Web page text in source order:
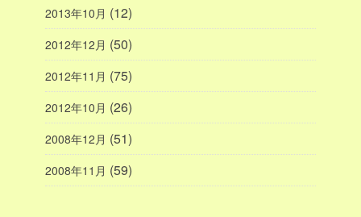
2013年10月 (12)
2012年12月 (50)
2012年11月 (75)
2012年10月 (26)
2008年12月 (51)
2008年11月 (59)